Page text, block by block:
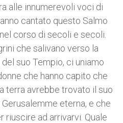
alle innumerevoli voci di
cantato questo Salmo
corso di secoli e secoli.
che salivano verso la
suo Tempio, ci uniamo
che hanno capito che
terra avrebbe trovato il suo
eterna, e che
riuscire ad arrivarvi. Quale